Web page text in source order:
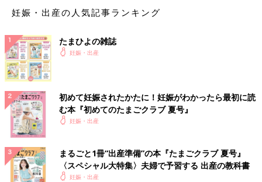
PEACH JOHN |ナイトブラ ￥3828（税込）
妊娠・出産の人気記事ランキング
たまひよの雑誌
妊娠・出産
初めて妊娠されたかたに！妊娠がわかったら最初に読
む本『初めてのたまごクラブ 夏号』
妊娠・出産
まるごと1冊“出産準備”の本『たまごクラブ 夏号』
〈スペシャル大特集〉夫婦で予習する 出産の教科書
妊娠・出産